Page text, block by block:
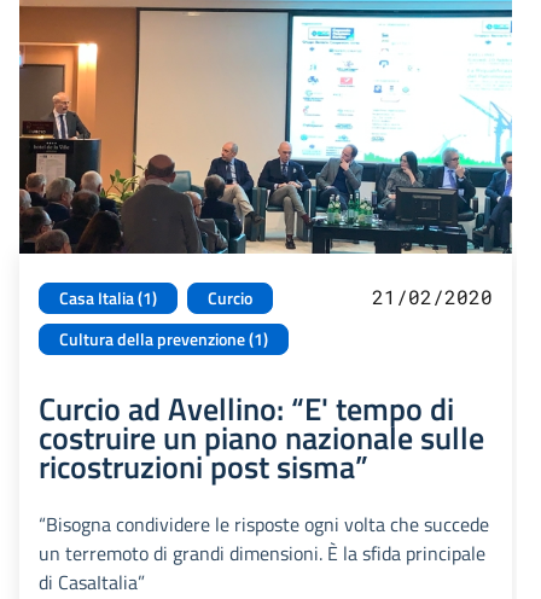
Casa Italia (1)
Curcio
Cultura della prevenzione (1)
21/02/2020
Curcio ad Avellino: “E' tempo di
costruire un piano nazionale sulle
ricostruzioni post sisma”
“Bisogna condividere le risposte ogni volta che succede
un terremoto di grandi dimensioni. È la sfida principale
di CasaItalia”